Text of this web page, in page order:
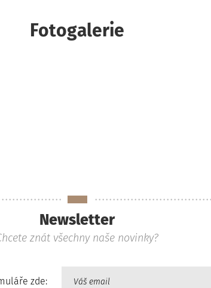
Fotogalerie
Newsletter
znát všechny naše novinky?
zde: